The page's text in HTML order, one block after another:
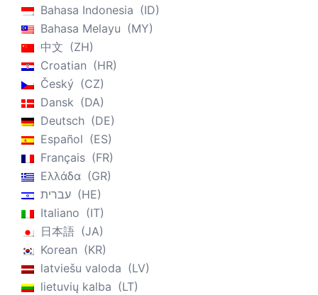
Bahasa Indonesia
ID
Bahasa Melayu
MY
中文
ZH
Croatian
HR
Český
CZ
Dansk
DA
Deutsch
DE
Español
ES
Français
FR
Ελλάδα
GR
עברית
HE
Italiano
IT
日本語
JA
Korean
KR
latviešu valoda
LV
lietuvių kalba
LT